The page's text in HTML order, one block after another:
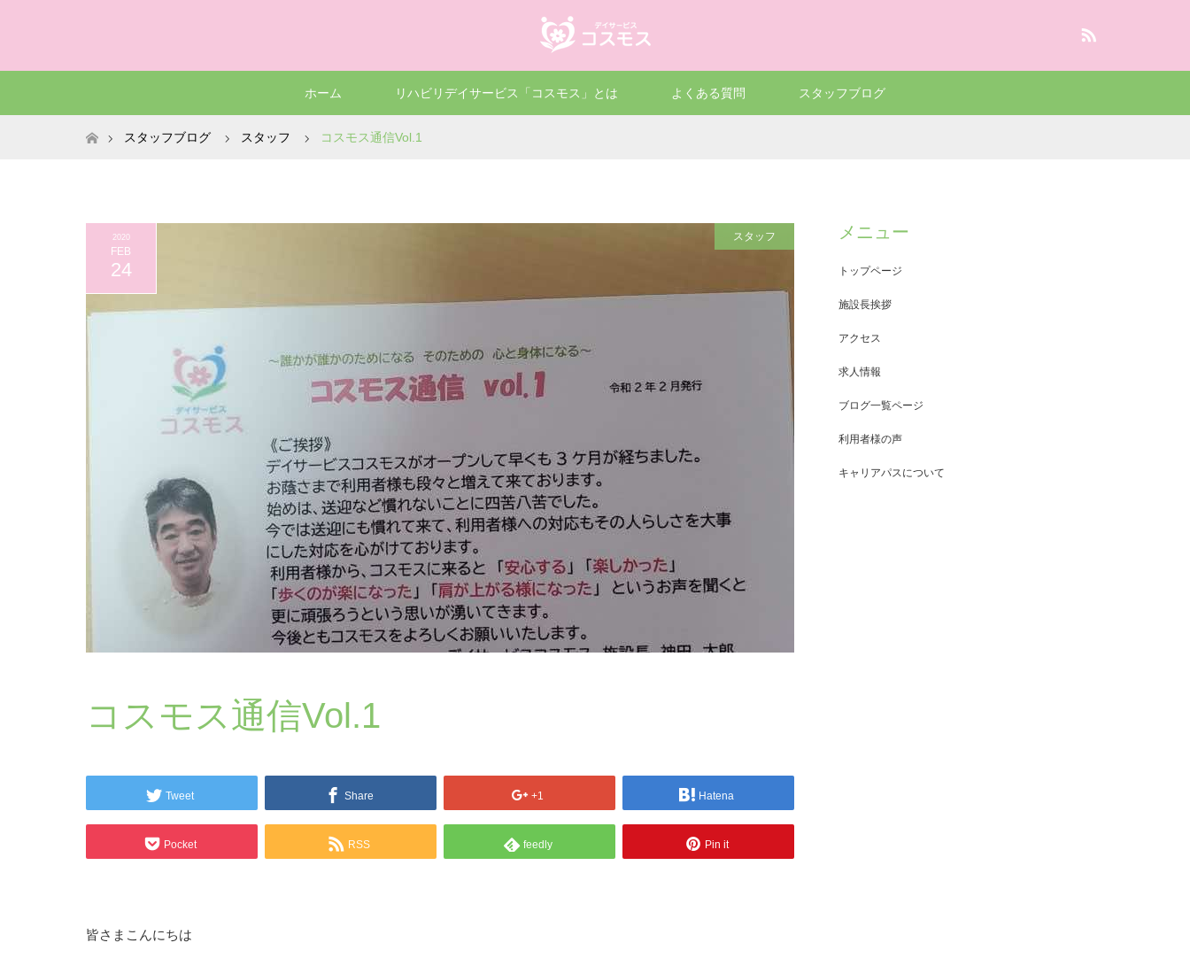
ホーム リハビリデイサービス「コスモス」とは よくある質問 スタッフブログ
ホームスタッフブログ スタッフ コスモス通信Vol.1
2020
FEB
24
スタッフ
コスモス通信Vol.1
Tweet Share +1 Hatena
Pocket RSS feedly Pin it
皆さまこんにちは
メニュー
トップページ
施設長挨拶
アクセス
求人情報
ブログ一覧ページ
利用者様の声
キャリアパスについて